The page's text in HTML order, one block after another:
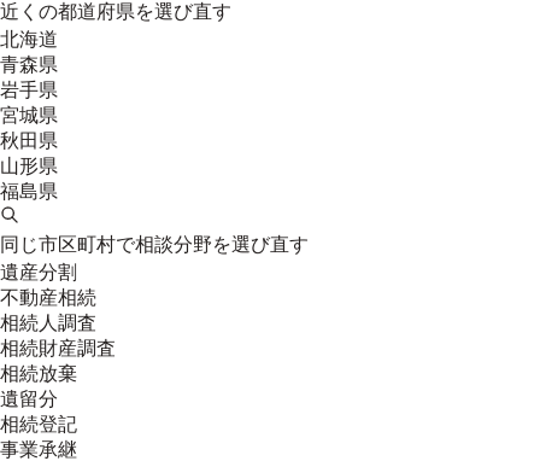
近くの都道府県を選び直す
北海道
青森県
岩手県
宮城県
秋田県
山形県
福島県
同じ市区町村で相談分野を選び直す
遺産分割
不動産相続
相続人調査
相続財産調査
相続放棄
遺留分
相続登記
事業承継